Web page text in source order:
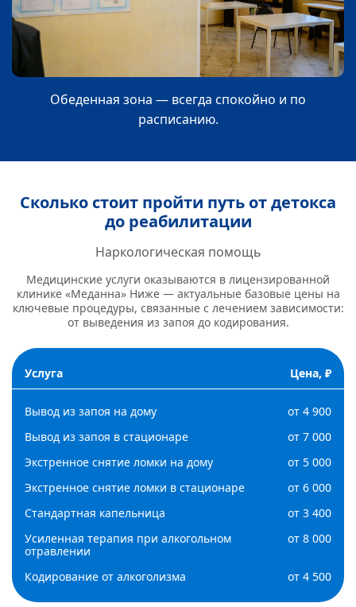
Обеденная зона — всегда спокойно и по
расписанию.
Сколько стоит пройти путь от детокса
до реабилитации
Наркологическая помощь
Медицинские услуги оказываются в лицензированной
клинике «Меданна» Ниже — актуальные базовые цены на
ключевые процедуры, связанные с лечением зависимости:
от выведения из запоя до кодирования.
Услуга Цена, ₽
Вывод из запоя на дому
от 4 900
Вывод из запоя в стационаре
от 7 000
Экстренное снятие ломки на дому
от 5 000
Экстренное снятие ломки в стационаре
от 6 000
Стандартная капельница
от 3 400
Усиленная терапия при алкогольном
отравлении
от 8 000
Кодирование от алкоголизма от 4 500